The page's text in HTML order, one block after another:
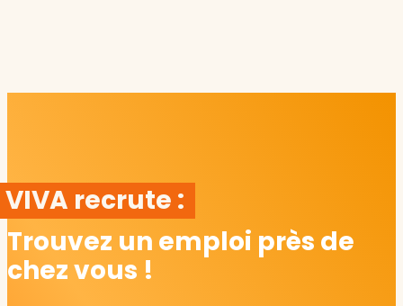
VIVA recrute :
Trouvez un emploi près de
chez vous !